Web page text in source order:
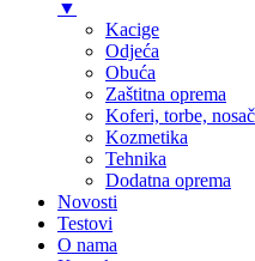
▼
Kacige
Odjeća
Obuća
Zaštitna oprema
Koferi, torbe,
Kozmetika
Tehnika
Dodatna oprema
Novosti
Testovi
O nama